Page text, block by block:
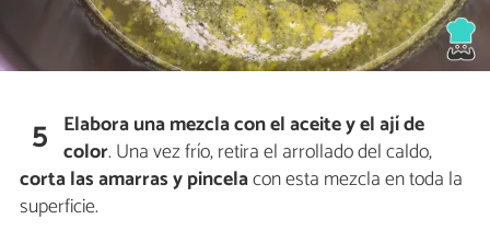
5 Elabora una mezcla con el aceite y el ají de
color. Una vez frío, retira el arrollado del caldo,
corta las amarras y pincelacon esta mezcla en toda la
superficie.